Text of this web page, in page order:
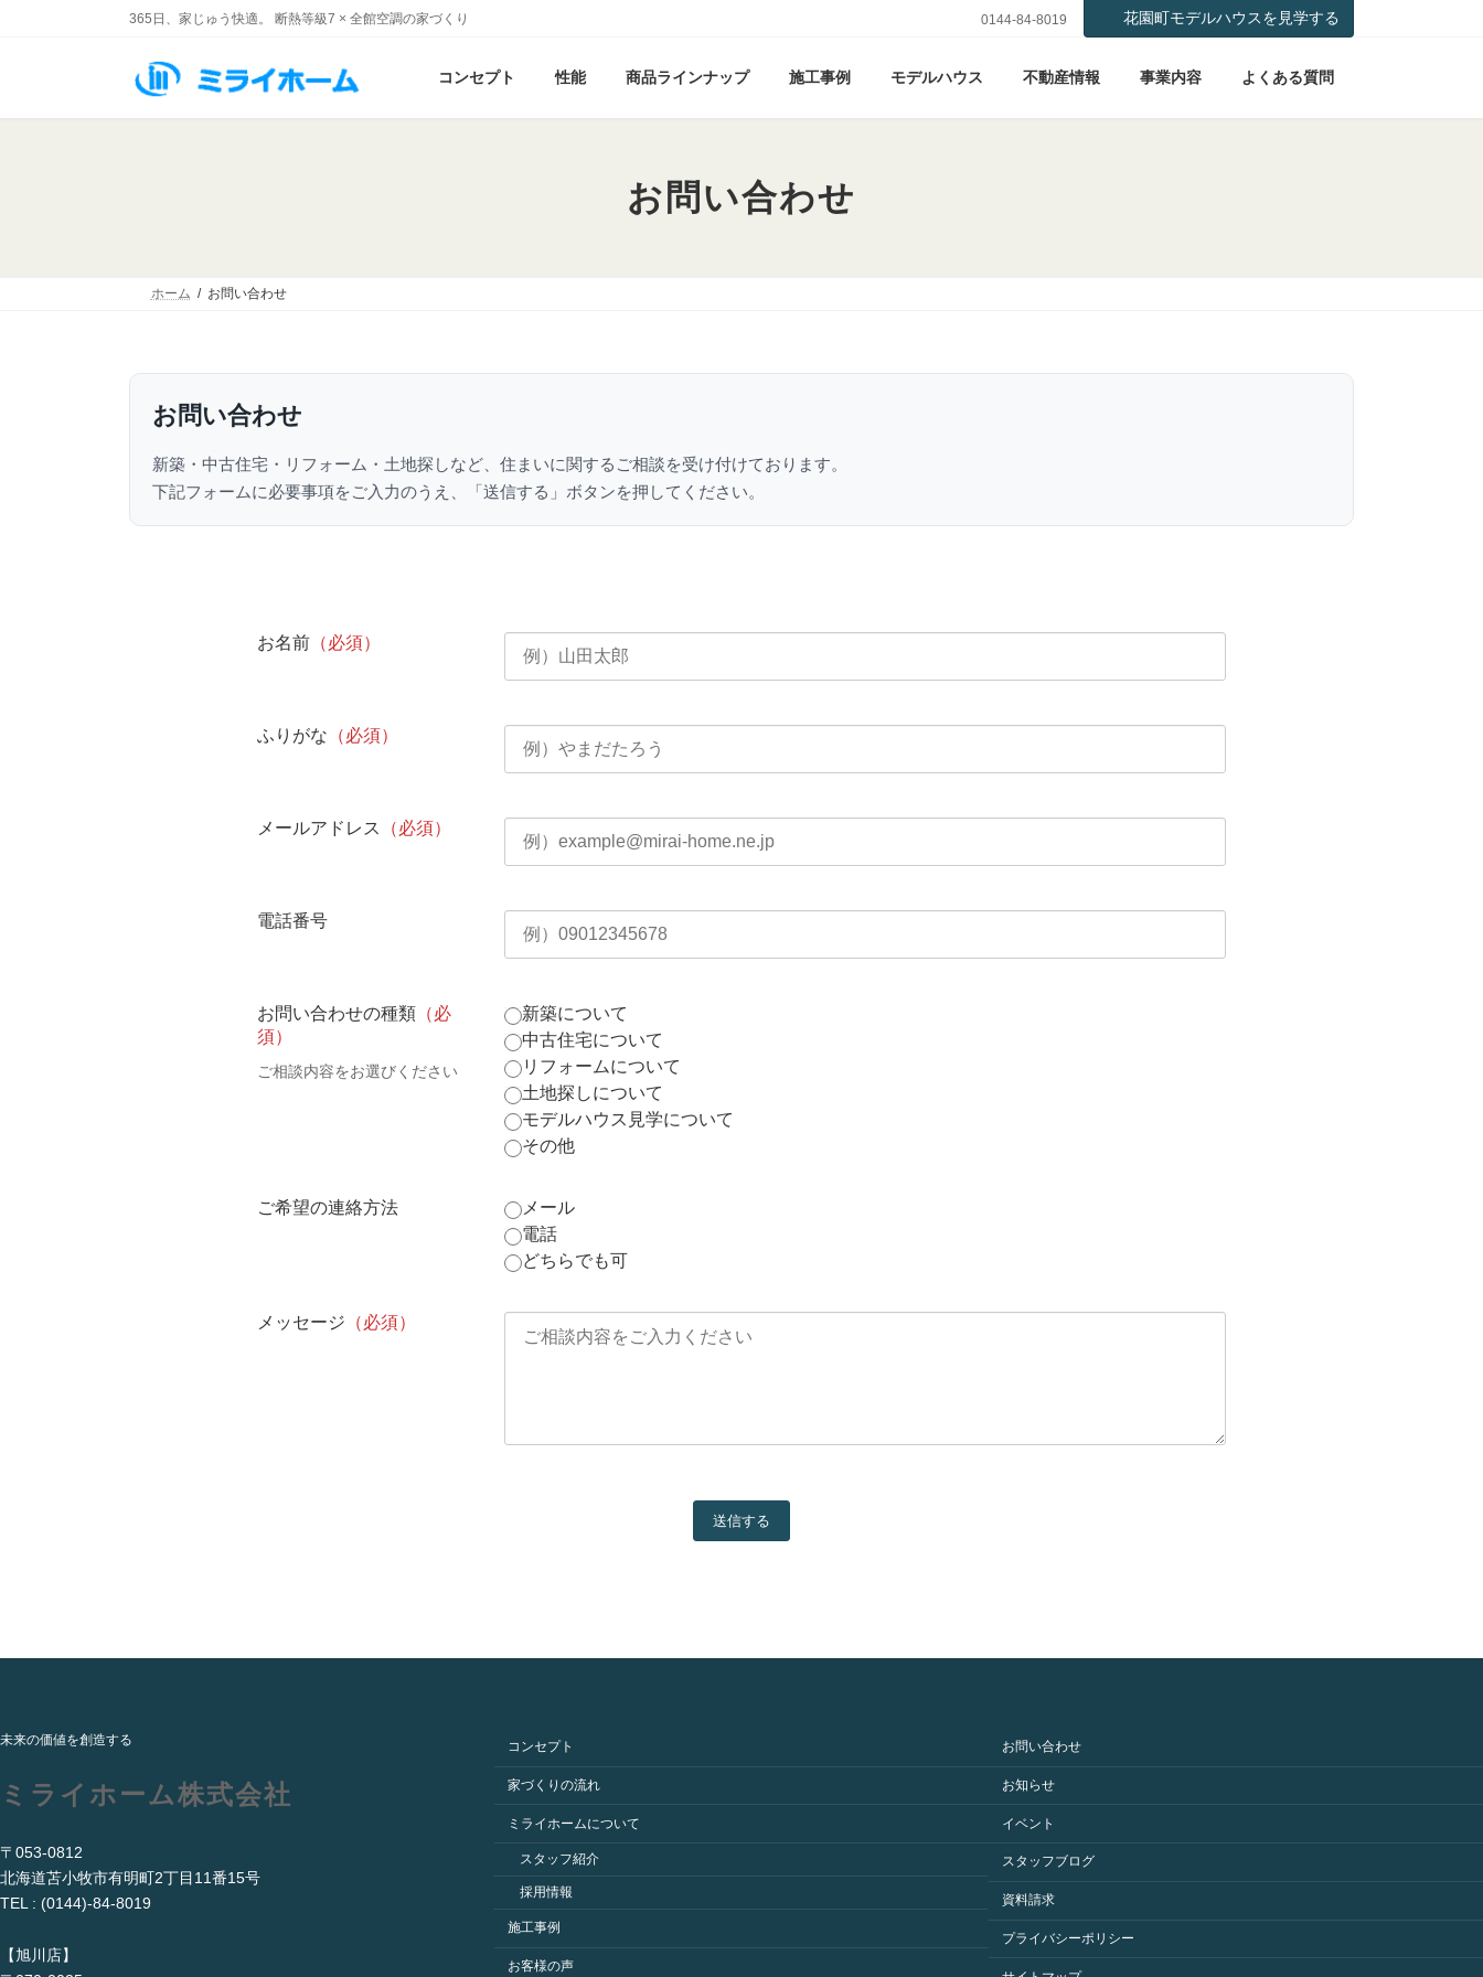
365日、家じゅう快適。 断熱等級7 × 全館空調の家づくり 0144-84-8019 花園町モデルハウスを見学する
コンセプト 性能 商品ラインナップ 施工事例 モデルハウス 不動産情報 事業内容 よくある質問
お問い合わせ
ホーム お問い合わせ
お問い合わせ
新築・中古住宅・リフォーム・土地探しなど、住まいに関するご相談を受け付けております。
下記フォームに必要事項をご入力のうえ、「送信する」ボタンを押してください。
お名前 （必須）
ふりがな （必須）
メールアドレス （必須）
電話番号
お問い合わせの種類 （必
須）
ご相談内容をお選びください
新築について
中古住宅について
リフォームについて
土地探しについて
モデルハウス見学について
その他
ご希望の連絡方法
メール
電話
どちらでも可
メッセージ （必須）
送信する
未来の価値を創造する
ミライホーム株式会社
〒053-0812
北海道苫小牧市有明町2丁目11番15号
TEL : (0144)-84-8019
【旭川店】
コンセプト
家づくりの流れ
ミライホームについて
スタッフ紹介
採用情報
施工事例
お客様の声
お問い合わせ
お知らせ
イベント
スタッフブログ
資料請求
プライバシーポリシー